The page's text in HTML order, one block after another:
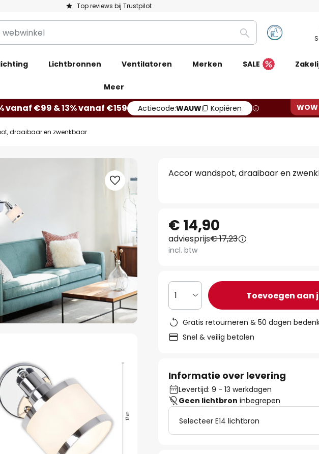
Top reviews bij Trustpilot
Zoeken
Lichtbronnen Ventilatoren Merken SALE
Meer
vanaf €99 & 13% vanaf €159 Actiecode:WAUW Kopiëren
draaibaar en zwenkbaar
Accor wandspot, draaibaar en
€ 14,90
adviesprijs€ 17,23
incl. btw
1 Toevoegen aan
Gratis retourneren & 50 dagen
Snel & veilig betalen
Informatie over levering
Levertijd: 9 - 13 werkdagen
Geen lichtbron inbegrepen
Selecteer E14 lichtbron